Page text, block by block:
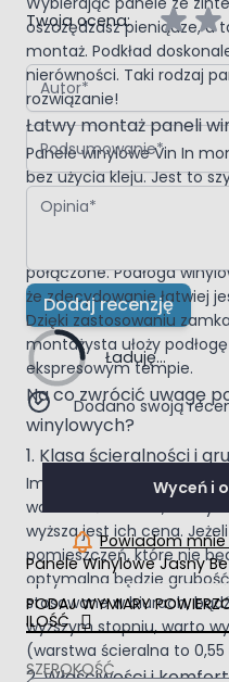
oszczędzasz pieniądze, a
montaż. Podkład
nierówności. Taki rodzaj
rozwiązanie!
Łatwy montaż paneli
Panele winylowe Vin In
bez użycia kleju. Jest to
każdy panel ma
połączone. Podłoga
że zdecydowanie łatwiej
Dzięki zastosowaniu
montażysta ułoży
ekspresowym tempie.
Na co zwrócić uwagę
winylowych?
1. Klasa ścieralności i
Im grubszy jest panel
warstwa ścieralna, im
wyższa jest ich cena.
pomieszczeń, które nie
optymalna będzie
stosowane w biurach,
wyższym stopniu, warto
(warstwa ścieralna to
Twoja ocena:
Autor
Podsumowanie
Opinia
Dodaj recenzję
Ładuję...
Dodano swoją
Wyceń i
Powiadom
Panele Winylowe Jasny
PODAJ WYMIARY
ILOŚĆ
SZEROKOŚĆ